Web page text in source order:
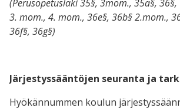
(Perusopetuslaki 35§, 3mom., 35a§,
3. mom., 4. mom., 36e§, 36b§ 2.mom.,
36f§, 36g§)
Järjestyssääntöjen seuranta ja
Hyökännummen koulun